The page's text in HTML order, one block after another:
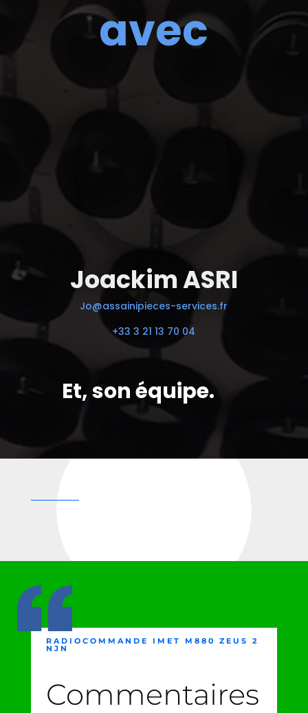
avec
Joackim ASRI
Jo@assainipieces-services.fr
+33 3 21 13 70 04
Et, son équipe.
RADIOCOMMANDE IMET M880 ZEUS 2
NJN
Commentaires